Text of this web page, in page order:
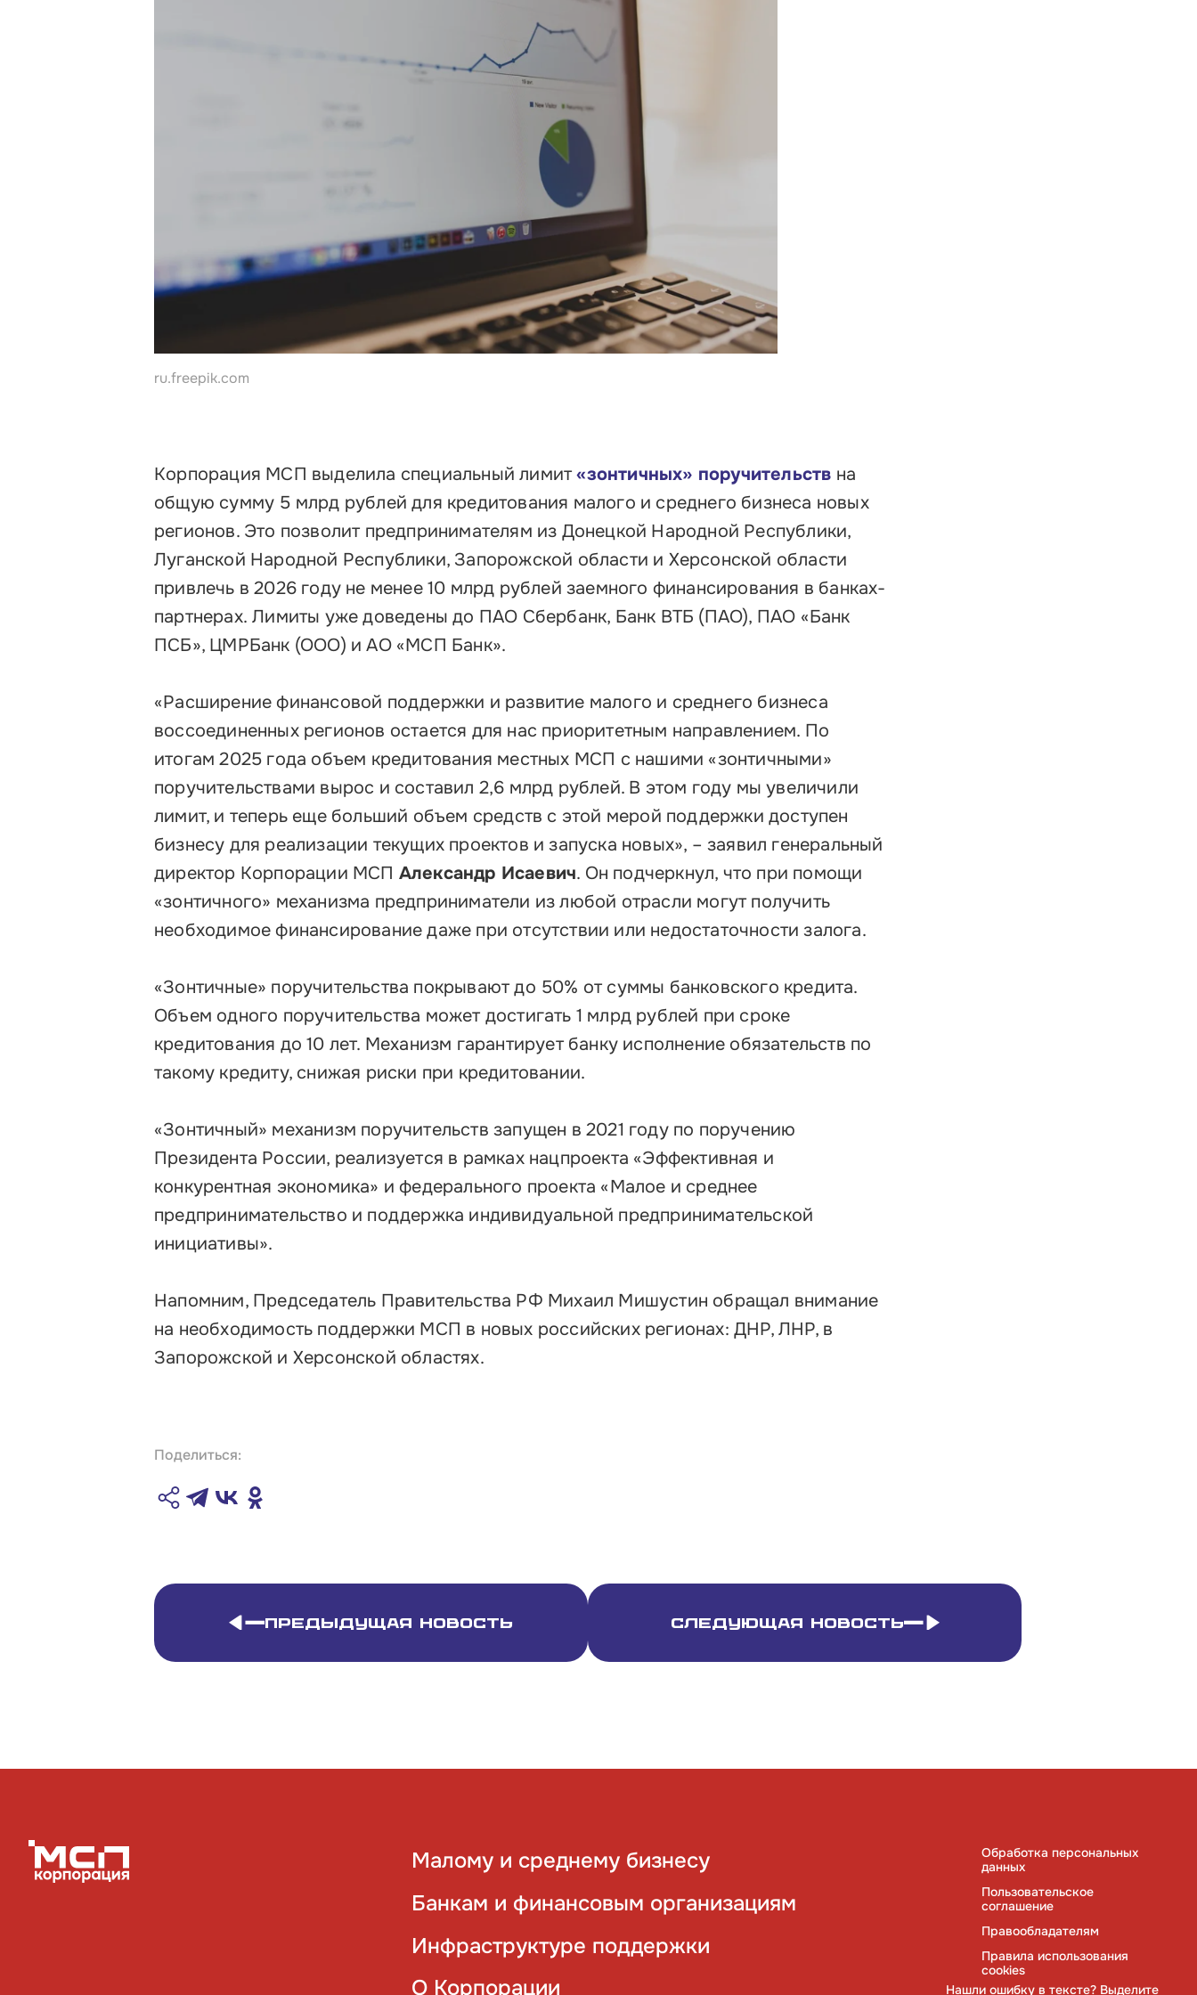
Лизинг для бизнеса
Поддержка предпринимателей в сфере
Факторинг для бизнеса
Старт в бизнес для молодых
предпринимателей
ru.freepik.com
Корпорация МСП выделила специальный лимит«зонтичных» поручительств на
общую сумму 5 млрд рублей для кредитования малого и среднего бизнеса новых
регионов. Это позволит предпринимателям из Донецкой Народной Республики,
Луганской Народной Республики, Запорожской области и Херсонской области
привлечь в 2026 году не менее 10 млрд рублей заемного финансирования в банках-
партнерах. Лимиты уже доведены до ПАО Сбербанк, Банк ВТБ (ПАО), ПАО «Банк
ПСБ», ЦМРБанк (ООО) и АО «МСП Банк».
«Расширение финансовой поддержки и развитие малого и среднего бизнеса
воссоединенных регионов остается для нас приоритетным направлением. По
итогам 2025 года объем кредитования местных МСП с нашими «зонтичными»
поручительствами вырос и составил 2,6 млрд рублей. В этом году мы увеличили
лимит, и теперь еще больший объем средств с этой мерой поддержки доступен
бизнесу для реализации текущих проектов и запуска новых», – заявил генеральный
директор Корпорации МСП Александр Исаевич. Он подчеркнул, что при помощи
«зонтичного» механизма предприниматели из любой отрасли могут получить
необходимое финансирование даже при отсутствии или недостаточности залога.
«Зонтичные» поручительства покрывают до 50% от суммы банковского кредита.
Объем одного поручительства может достигать 1 млрд рублей при сроке
кредитования до 10 лет. Механизм гарантирует банку исполнение обязательств по
такому кредиту, снижая риски при кредитовании.
«Зонтичный» механизм поручительств запущен в 2021 году по поручению
Президента России, реализуется в рамках нацпроекта «Эффективная и
конкурентная экономика» и федерального проекта «Малое и среднее
предпринимательство и поддержка индивидуальной предпринимательской
инициативы».
Напомним, Председатель Правительства РФ Михаил Мишустин обращал внимание
на необходимость поддержки МСП в новых российских регионах: ДНР, ЛНР, в
Запорожской и Херсонской областях.
Поделиться:
Предыдущая новость Следующая новость
Малому и среднему бизнесу
Банкам и финансовым организациям
Инфраструктуре поддержки
О Корпорации
Обработка персональных
данных
Пользовательское
соглашение
Правообладателям
Правила использования
cookies
Нашли ошибку в тексте? Выделите